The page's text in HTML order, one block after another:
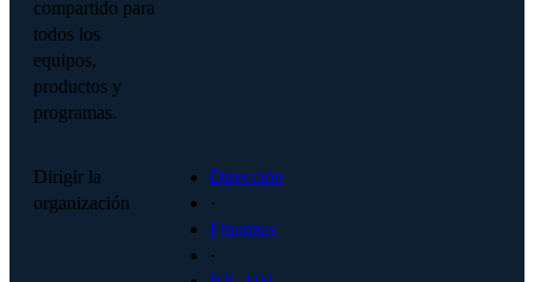
compartido para
todos los
equipos,
productos y
programas.
Dirigir la
organización
Dirección
·
Finanzas
·